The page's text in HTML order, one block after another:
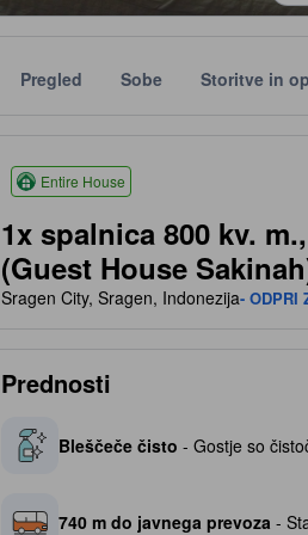
Pregled Sobe Storitve in
Entire House
1x spalnica 800 kv.
(Guest House
Sragen City, Sragen, Indonezija- ODPRI
Prednosti
Bleščeče čisto - Gostje so
740 m do javnega prevoza -